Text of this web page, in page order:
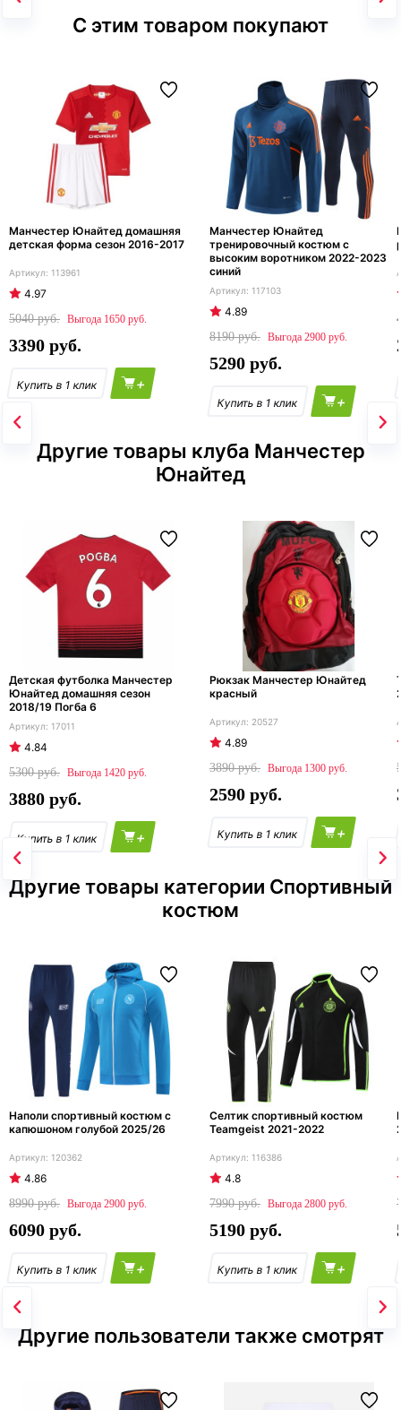
С этим товаром покупают
Манчестер Юнайтед домашняя
детская форма сезон 2016-2017
113961
4.97
5040
1650
3390
+
Манчестер Юнайтед
тренировочный костюм с
высоким воротником 2022-2023
синий
117103
4.89
8190
2900
5290
+
Другие товары клуба Манчестер
Юнайтед
Детская футболка Манчестер
Юнайтед домашняя сезон
2018/19 Погба 6
17011
4.84
5300
1420
3880
+
Рюкзак Манчестер Юнайтед
красный
20527
4.89
3890
1300
2590
+
Другие товары категории Спортивный
костюм
Наполи спортивный костюм с
капюшоном голубой 2025/26
120362
4.86
8990
2900
6090
+
Селтик спортивный костюм
Teamgeist 2021-2022
116386
4.8
7990
2800
5190
+
Другие пользователи также смотрят